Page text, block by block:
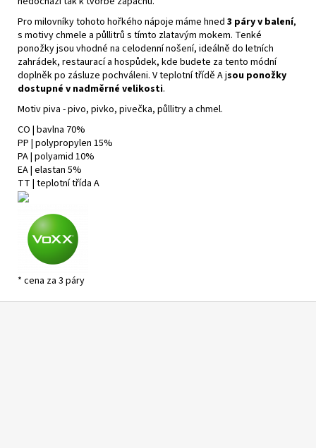
Pro milovníky tohoto hořkého nápoje máme hned 3 páry v balení,
s motivy chmele a půllitrů s tímto zlatavým mokem. Tenké
ponožky jsou vhodné na celodenní nošení, ideálně do letních
zahrádek, restaurací a hospůdek, kde budete za tento módní
doplněk po zásluze pochváleni. V teplotní třídě A jsou ponožky
dostupné v nadměrné velikosti.
Motiv piva - pivo, pivko, pivečka, půllitry a chmel.
CO | bavlna 70%
PP | polypropylen 15%
PA | polyamid 10%
EA | elastan 5%
TT | teplotní třída A
* cena za 3 páry